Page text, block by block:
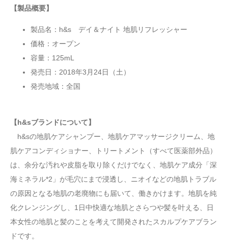
【製品概要】
製品名：h&s デイ＆ナイト 地肌リフレッシャー
価格：オープン
容量：125mL
発売日：2018年3月24日（土）
発売地域：全国
【h&sブランドについて】
h&sの地肌ケアシャンプー、地肌ケアマッサージクリーム、地
肌ケアコンディショナー、トリートメント（すべて医薬部外品）
は、余分な汚れや皮脂を取り除くだけでなく、地肌ケア成分「深
海ミネラル*2」が毛穴にまで浸透し、ニオイなどの地肌トラブル
の原因となる地肌の老廃物にも届いて、働きかけます。地肌を純
化クレンジングし、1日中快適な地肌とさらつや髪を叶える、日
本女性の地肌と髪のことを考えて開発されたスカルプケアブラン
ドです。